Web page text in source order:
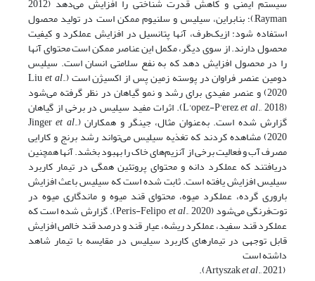
سیستم ایمنی و کاهش قدرت شناختی را افزایش می‌دهد (2012
Rayman,)؛ بنابراین، سیلیس و سلنیوم ممکن است در تولید محصول
استفاده شود: ازیک‌طرف، آن­ها پتانسیل در افزایش عملکرد و کیفیت
محصول دارند. از سوی دیگر، مکمل این عناصر ممکن است محتوای آنها
را در محصول افزایش دهد که به نفع سلامتی انسان است. سیلیس
دومین عنصر فراوان در پوسته زمین پس از اکسیژن است (Liuet al.,
2020) و عنصر مفیدی برای رشد و نمو گیاهان در نظر گرفته می‌شود
(L'opez-P'erez
et al ., 2018). اثرات مفید سیلیس در برخی از گیاهان
گزارش شده است. به‌عنوان‌ مثال، جینگر و همکاران (Jinger et al.,
2020) مشاهده کردند که تغذیه سیلیس می‌تواند رشد برنج و کارایی
مصرف آب و فعالیت برخی از آنزیم‌های خاک را بهبود بخشد. آنها همچنین
دریافتند که عملکرد دانه و محتوای پروتئین همگی در تیمار کاربرد
سیلیس افزایش ‌یافته است. ثابت شده است که سیلیس باعث افزایش
باروری گرده، عملکرد میوه، محتوای قند میوه و ماندگاری میوه در
توت‌فرنگی می‌شود (Peris-Felipo et al ., 2020). گزارش شده است که
عملکرد قند سفید، عملکرد ریشه، عیار قند و درصد قند خالص افزایش
قابل توجهی در تیمارهای کاربرد سیلیس در مقایسه با تیمار شاهد
داشته است
(Artyszak
et al., 2021).